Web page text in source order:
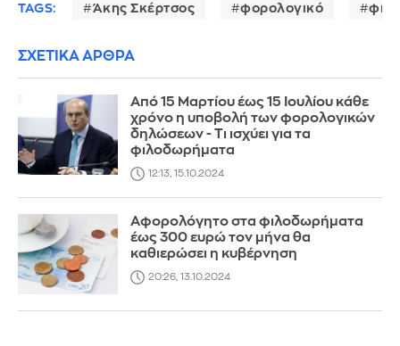
TAGS: Άκης Σκέρτσος φορολογικό
ΣΧΕΤΙΚΑ ΑΡΘΡΑ
Από 15 Μαρτίου έως 15 Ιουλίου κάθε
χρόνο η υποβολή των φορολογικών
δηλώσεων - Τι ισχύει για τα
φιλοδωρήματα
12:13, 15.10.2024
Αφορολόγητο στα φιλοδωρήματα
έως 300 ευρώ τον μήνα θα
καθιερώσει η κυβέρνηση
20:26, 13.10.2024